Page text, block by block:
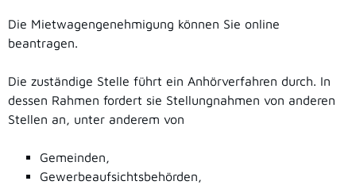
Die Mietwagengenehmigung können Sie online
beantragen.
Die zuständige Stelle führt ein Anhörverfahren durch. In
dessen Rahmen fordert sie Stellungnahmen von anderen
Stellen an, unter anderem von
Gemeinden,
Gewerbeaufsichtsbehörden,